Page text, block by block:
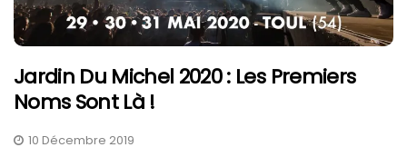
Jardin Du Michel 2020 : Les Premiers
Noms Sont Là !
10 Décembre 2019